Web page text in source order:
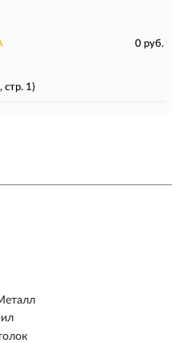
0 руб.
1)